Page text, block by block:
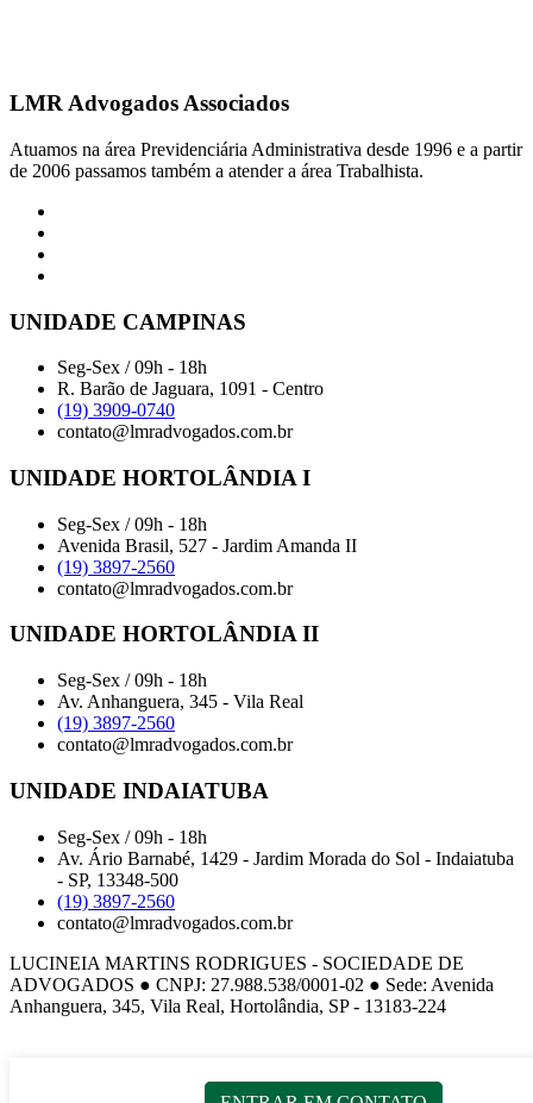
LMR Advogados Associados
Atuamos na área Previdenciária Administrativa desde 1996 e a partir
de 2006 passamos também a atender a área Trabalhista.
UNIDADE CAMPINAS
Seg-Sex / 09h - 18h
R. Barão de Jaguara, 1091 - Centro
(19) 3909-0740
contato@lmradvogados.com.br
UNIDADE HORTOLÂNDIA I
Seg-Sex / 09h - 18h
Avenida Brasil, 527 - Jardim Amanda II
(19) 3897-2560
contato@lmradvogados.com.br
UNIDADE HORTOLÂNDIA II
Seg-Sex / 09h - 18h
Av. Anhanguera, 345 - Vila Real
(19) 3897-2560
contato@lmradvogados.com.br
UNIDADE INDAIATUBA
Seg-Sex / 09h - 18h
Av. Ário Barnabé, 1429 - Jardim Morada do Sol - Indaiatuba
- SP, 13348-500
(19) 3897-2560
contato@lmradvogados.com.br
LUCINEIA MARTINS RODRIGUES - SOCIEDADE DE
ADVOGADOS ● CNPJ: 27.988.538/0001-02 ● Sede: Avenida
Anhanguera, 345, Vila Real, Hortolândia, SP - 13183-224